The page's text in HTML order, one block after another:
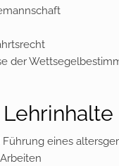
der
eines